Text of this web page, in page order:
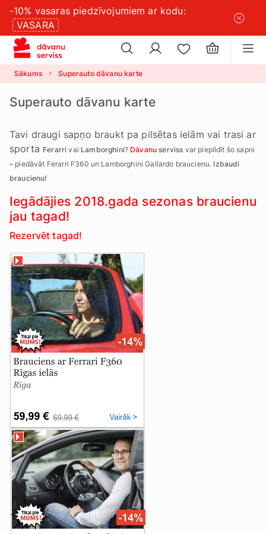
-10% vasaras piedzīvojumiem ar kodu:
VASARA
×
Sākums Superauto dāvanu karte
Superauto dāvanu karte
Tavi draugi sapņo braukt pa pilsētas ielām vai trasi ar
sporta Ferarri vai Lamborghini? Dāvanuserviss var piepildīt šo sapni
– piedāvāt Ferarri F360 un Lamborghini Gallardo braucienu. Izbaudi
braucienu!
Iegādājies 2018.gada sezonas braucienu
jau tagad!
Rezervēt tagad!
iestatījumus
×